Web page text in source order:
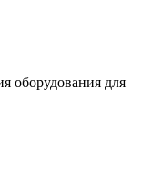
оборудования для